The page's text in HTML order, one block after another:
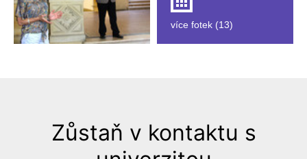
více fotek (13)
Zůstaň v kontaktu s